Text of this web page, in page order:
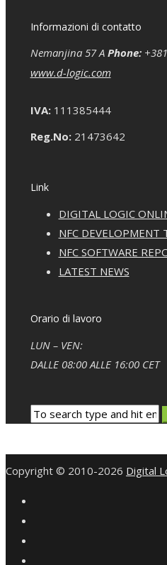
Informazioni di contatto
Nemanjina 57 A Phone:
www.d-logic.com
IVA:111385444
Reg.No:21473642
Link
DIGITAL LOGIC
NFC DEVELOPMENT
NFC SOFTWARE
LATEST NEWS
Orario di lavoro
LUN – VEN:
DALLE 08:00 ALLE 16:00 CET
Copyright © 2010-2026 Digital